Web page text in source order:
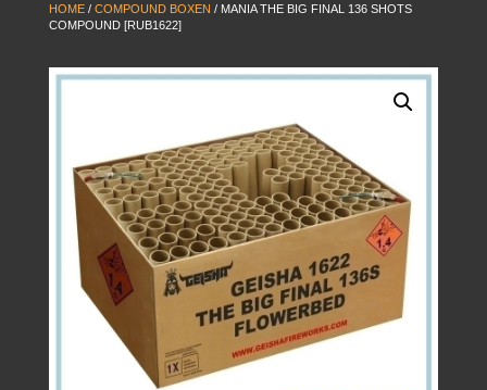
HOME / COMPOUND BOXEN / MANIA THE BIG FINAL 136 SHOTS
COMPOUND [RUB1622]